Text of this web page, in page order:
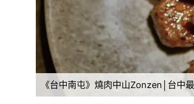
《台中南屯》燒肉中山Zonzen│台中